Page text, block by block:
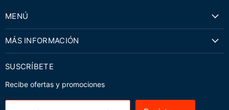
MENÚ
MÁS INFORMACIÓN
SUSCRÍBETE
Recibe ofertas y promociones